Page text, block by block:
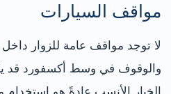
مواقف السيارات
لا توجد مواقف عامة للزوار داخل
والوقوف في وسط أكسفورد قد